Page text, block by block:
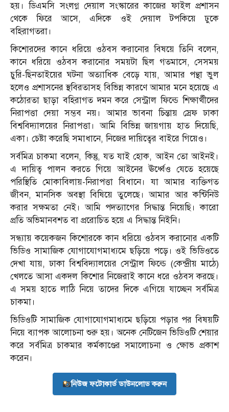
হয়। ডিএমসি সংলগ্ন দেয়াল সংস্কারের কাজের ফাইল প্রশাসন
থেকে ফিরে আসে, এদিকে ওই দেয়াল টপকিয়ে ঢুকে
বহিরাগতরা।
কিশোরদের কানে ধরিয়ে ওঠবস করানোর বিষয়ে তিনি বলেন,
কানে ধরিয়ে ওঠবস করানোর সময়টা ছিল গতমাসে, সেসময়
চুরি-ছিনতাইয়ের ঘটনা অত্যাধিক বেড়ে যায়, আমার পন্থা ভুল
হলেও প্রশাসনের স্থবিরতাসহ বিভিন্ন কারণে আমার মনে হয়েছে এ
কঠোরতা ছাড়া বহিরাগত দমন করে সেন্ট্রাল ফিল্ডে শিক্ষার্থীদের
নিরাপত্তা দেয়া সম্ভব নয়। আমার ভাবনা চিন্তায় স্রেফ ঢাকা
বিশ্ববিদ্যালয়ের নিরাপত্তা। আমি বিভিন্ন জায়গায় হাত দিয়েছি,
একা। চেষ্টা করেছি সমাধানে, নিজের দায়িত্বের বাইরে গিয়েও।
সর্বমিত্র চাকমা বলেন, কিন্তু, যত যাই হোক, আইন তো আইনই।
এ দায়িত্ব পালন করতে গিয়ে আইনের ঊর্ধ্বেও যেতে হয়েছে
পরিস্থিতি মোকাবিলায়-নিরাপত্তা বিধানে। যা আমার ব্যক্তিগত
জীবন, মানসিক অবস্থা বিষিয়ে তুলেছে। আমার আর কন্টিনিউ
করার সক্ষমতা নেই। আমি পদত্যাগের সিদ্ধান্ত নিয়েছি। কারো
প্রতি অভিমানবশত বা প্ররোচিত হয়ে এ সিদ্ধান্ত নিইনি।
সন্ধ্যায় কয়েকজন কিশোরকে কান ধরিয়ে ওঠবস করানোর একটি
ভিডিও সামাজিক যোগাযোগমাধ্যমে ছড়িয়ে পড়ে। ওই ভিডিওতে
দেখা যায়, ঢাকা বিশ্ববিদ্যালয়ের সেন্ট্রাল ফিল্ডে (কেন্দ্রীয় মাঠে)
খেলতে আসা একদল কিশোর নিজেরাই কানে ধরে ওঠবস করছে।
এ সময় হাতে লাঠি নিয়ে তাদের দিকে এগিয়ে যাচ্ছেন সর্বমিত্র
চাকমা।
ভিডিওটি সামাজিক যোগাযোগমাধ্যমে ছড়িয়ে পড়ার পর বিষয়টি
নিয়ে ব্যাপক আলোচনা শুরু হয়। অনেক নেটিজেন ভিডিওটি শেয়ার
করে সর্বমিত্র চাকমার কর্মকাণ্ডের সমালোচনা ও ক্ষোভ প্রকাশ
করেন।
নিউজ ফটোকার্ড ডাউনলোড করুন